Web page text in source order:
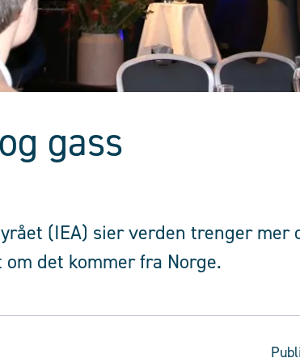
gass
(IEA) sier verden trenger mer
det kommer fra Norge.